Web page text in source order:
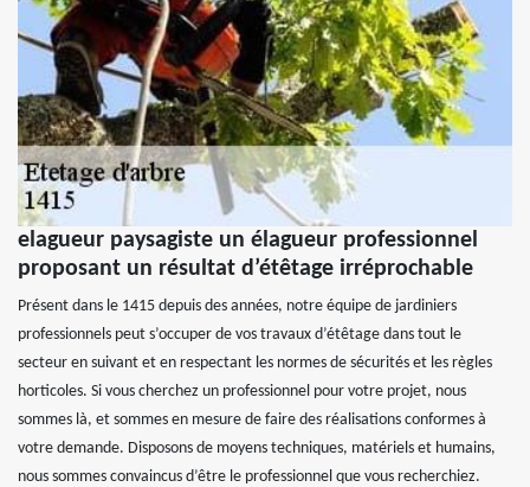
elagueur paysagiste un élagueur professionnel
proposant un résultat d’étêtage irréprochable
Présent dans le 1415 depuis des années, notre équipe de jardiniers
professionnels peut s’occuper de vos travaux d’étêtage dans tout le
secteur en suivant et en respectant les normes de sécurités et les règles
horticoles. Si vous cherchez un professionnel pour votre projet, nous
sommes là, et sommes en mesure de faire des réalisations conformes à
votre demande. Disposons de moyens techniques, matériels et humains,
nous sommes convaincus d’être le professionnel que vous recherchiez.